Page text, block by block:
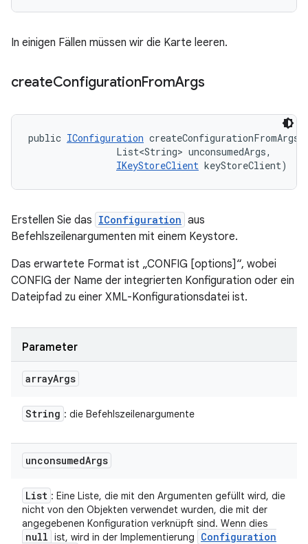
In einigen Fällen müssen wir die Karte leeren.
createConfigurationFromArgs
public IConfiguration
                List<String> unconsumedArgs,
IKeyStoreClient keyStoreClient)
Erstellen Sie das IConfiguration aus
Befehlszeilenargumenten mit einem Keystore.
Das erwartete Format ist „CONFIG [options]“, wobei
CONFIG der Name der integrierten Konfiguration oder ein
Dateipfad zu einer XML-Konfigurationsdatei ist.
Parameter
arrayArgs
String : die Befehlszeilenargumente
unconsumedArgs
List : Eine Liste, die mit den Argumenten gefüllt wird, die
nicht von den Objekten verwendet wurden, die mit der
angegebenen Konfiguration verknüpft sind. Wenn dies
null ist, wird in der Implementierung Configuration